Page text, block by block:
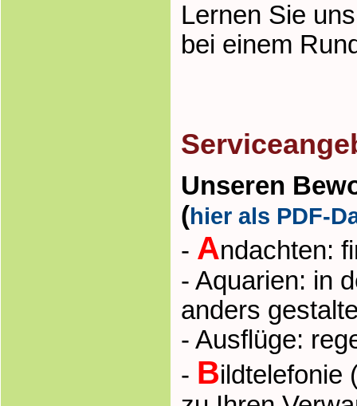
Lernen Sie
bei einem
Unseren
(hier als PDF-
- Andachten:
- Aquarien: in
anders
- Ausflüge:
- Bildtelefonie